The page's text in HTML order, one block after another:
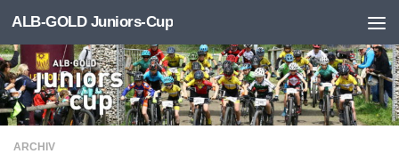
Zum Inhalt springen
ALB-GOLD Juniors-Cup
ARCHIV